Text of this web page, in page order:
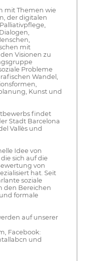
mit Themen wie
der digitalen
mit
Visionen zu
Probleme
Wandel,
Kunst und
findet
Stadt Barcelona
Vallès und
Idee von
sich auf die
von
hat. Seit
soziale
den Bereichen
formale
auf unserer
Facebook:
und